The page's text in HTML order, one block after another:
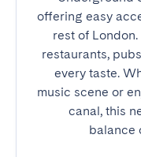
offering easy
rest of
restaurants,
every taste.
music scene or
canal, this
balance